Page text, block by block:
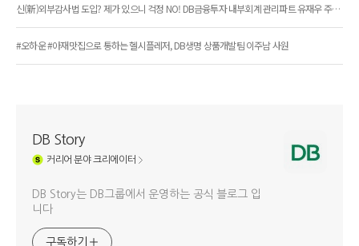
신(新)외부감사법 도입? 제가 있으니 걱정 NO! DB금융투자 내부회계 관리파트 유재우 주임
#오하운 #아재맛집으로 통하는 헬시플레저, DB생명 상품개발팀 이주남 사원
DB Story
커리어 분야 크리에이터
DB Story는 DB그룹에서 운영하는 공식 블로그 입
니다
구독하기